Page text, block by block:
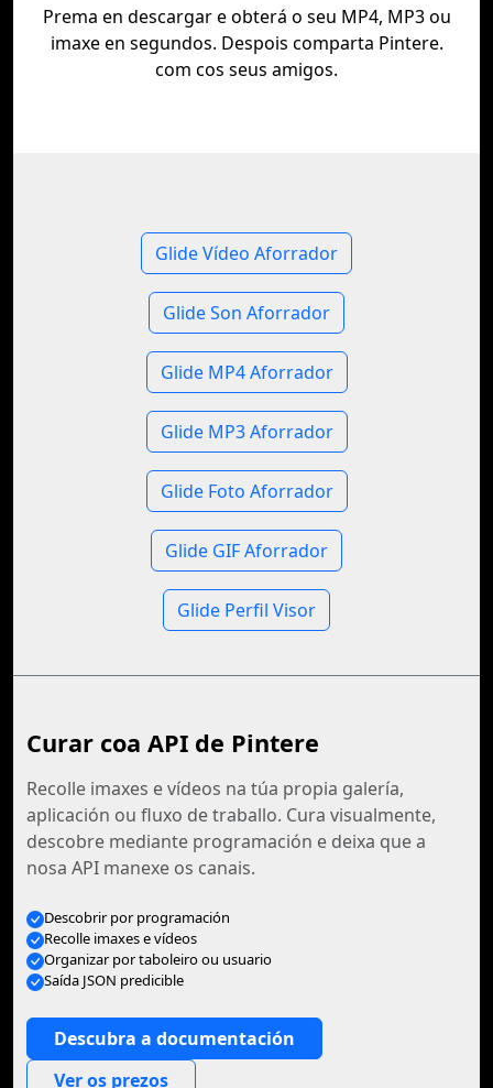
Prema en descargar e obterá o seu MP4, MP3 ou
imaxe en segundos. Despois comparta Pintere.
com cos seus amigos.
Glide Vídeo Aforrador
Glide Son Aforrador
Glide MP4 Aforrador
Glide MP3 Aforrador
Glide Foto Aforrador
Glide GIF Aforrador
Glide Perfil Visor
Curar coa API de Pintere
Recolle imaxes e vídeos na túa propia galería,
aplicación ou fluxo de traballo. Cura visualmente,
descobre mediante programación e deixa que a
nosa API manexe os canais.
Descobrir por programación
Recolle imaxes e vídeos
Organizar por taboleiro ou usuario
Saída JSON predicible
Descubra a documentación
Ver os prezos